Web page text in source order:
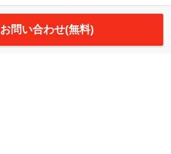
お問い合わせ(無料)